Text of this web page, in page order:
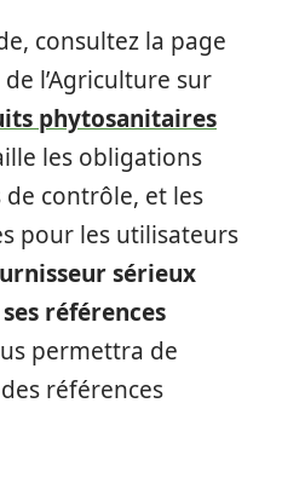
consultez la page
l’Agriculture sur
phytosanitaires
les obligations
contrôle, et les
pour les utilisateurs
sérieux
références
permettra de
références